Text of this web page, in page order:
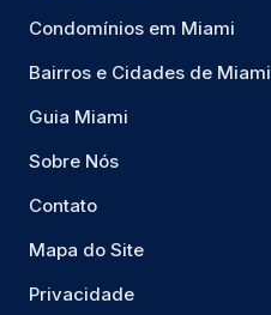
Condomínios em Miami
Bairros e Cidades de Miami
Guia Miami
Sobre Nós
Contato
Mapa do Site
Privacidade